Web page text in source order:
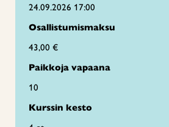
24.09.2026 17:00
Osallistumismaksu
43,00 €
Paikkoja vapaana
10
Kurssin kesto